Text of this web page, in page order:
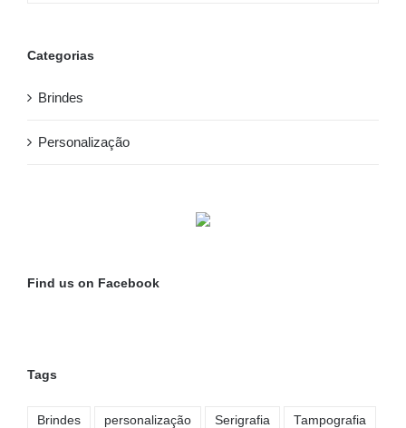
Categorias
Brindes
Personalização
Find us on Facebook
Tags
Brindes personalização Serigrafia Tampografia